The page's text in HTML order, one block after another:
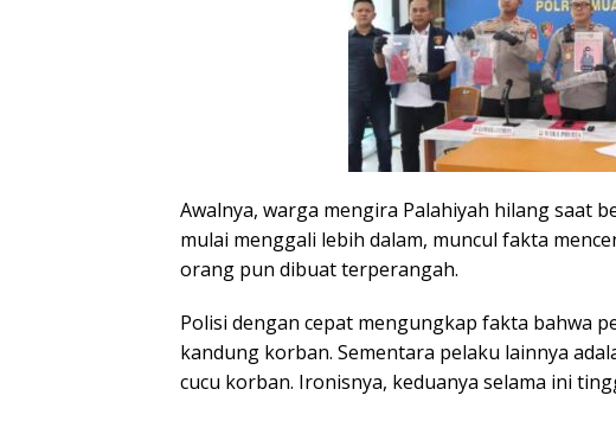
Awalnya, warga mengira Palahiyah hilang saat
mulai menggali lebih dalam, muncul fakta
orang pun dibuat terperangah.
Polisi dengan cepat mengungkap fakta bahwa
kandung korban. Sementara pelaku lainnya
cucu korban. Ironisnya, keduanya selama ini